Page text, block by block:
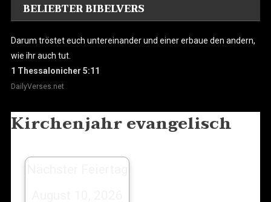
BELIEBTER BIBELVERS
Darum tröstet euch untereinander und einer erbaue den andern,
wie ihr auch tut.
1 Thessalonicher 5:11
DailyVerses.net
Kirchenjahr evangelisch